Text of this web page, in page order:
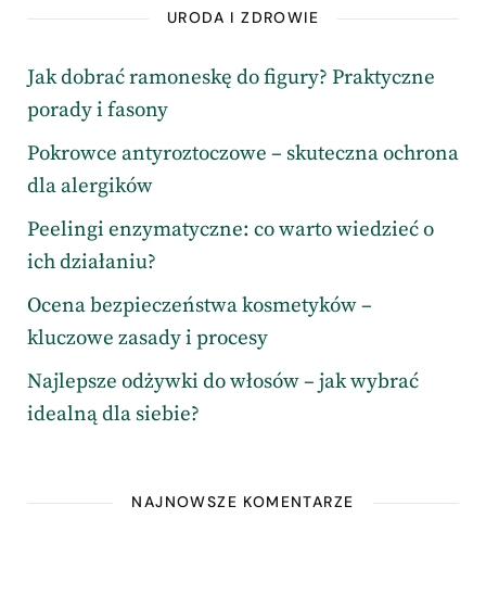
URODA I ZDROWIE
Jak dobrać ramoneskę do figury? Praktyczne
porady i fasony
Pokrowce antyroztoczowe – skuteczna ochrona
dla alergików
Peelingi enzymatyczne: co warto wiedzieć o
ich działaniu?
Ocena bezpieczeństwa kosmetyków –
kluczowe zasady i procesy
Najlepsze odżywki do włosów – jak wybrać
idealną dla siebie?
NAJNOWSZE KOMENTARZE